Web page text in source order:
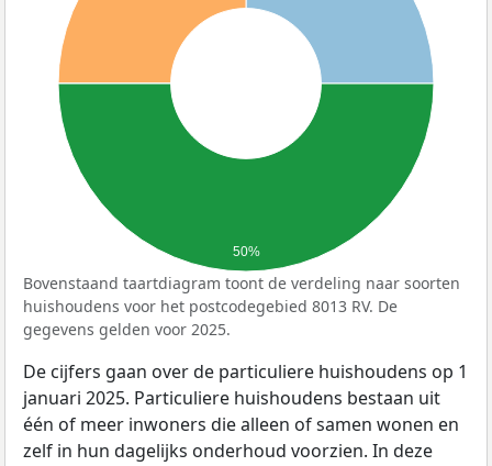
50%
Bovenstaand taartdiagram toont de verdeling naar soorten
huishoudens voor het postcodegebied 8013 RV. De
gegevens gelden voor 2025.
De cijfers gaan over de particuliere huishoudens op 1
januari 2025. Particuliere huishoudens bestaan uit
één of meer inwoners die alleen of samen wonen en
zelf in hun dagelijks onderhoud voorzien. In deze